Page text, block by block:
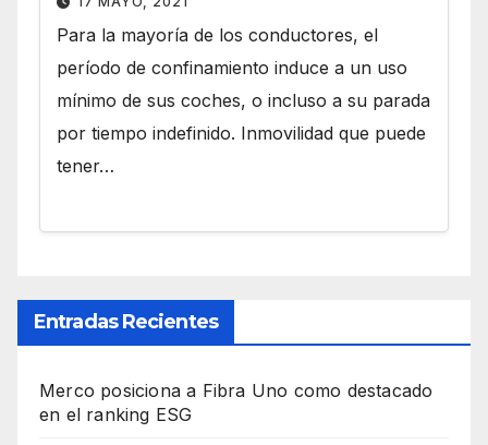
Para la mayoría de los conductores, el
período de confinamiento induce a un uso
mínimo de sus coches, o incluso a su parada
por tiempo indefinido. Inmovilidad que puede
tener…
Entradas Recientes
Merco posiciona a Fibra Uno como destacado
en el ranking ESG